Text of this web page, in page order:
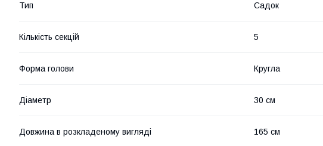
Тип Садок
Кількість секцій 5
Форма голови Кругла
Діаметр 30 см
Довжина в розкладеному вигляді 165 см